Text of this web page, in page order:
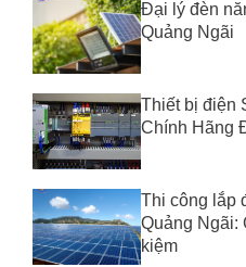
Đại lý đèn
Quảng Ngãi
Thiết bị điện
Chính Hãng
Thi công lắp
Quảng Ngãi:
kiệm